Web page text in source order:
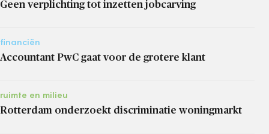
Geen verplichting tot inzetten jobcarving
financiën
Accountant PwC gaat voor de grotere klant
ruimte en milieu
Rotterdam onderzoekt discriminatie woningmarkt